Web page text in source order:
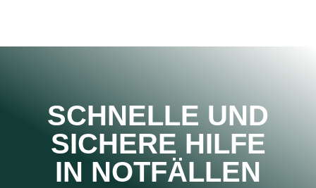
SCHNELLE UND
SICHERE HILFE
IN NOTFÄLLEN